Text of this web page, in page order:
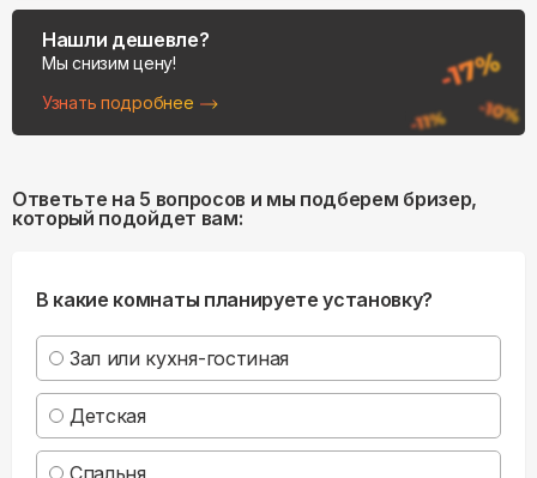
Нашли дешевле?
Мы снизим цену!
Узнать подробнее
Ответьте на 5 вопросов и мы подберем бризер,
который подойдет вам:
В какие комнаты планируете установку?
Зал или кухня-гостиная
Детская
Спальня